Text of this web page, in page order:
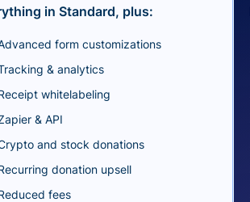
in Standard, plus:
form customizations
& analytics
whitelabeling
& API
and stock donations
donation upsell
fees